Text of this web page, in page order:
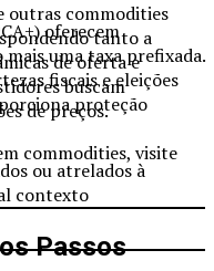
outras commodities
tanto a
de oferta e
buscam
de preços.
commodities, visite
Passos
oferecem
uma taxa prefixada.
fiscais e eleições
proteção
ou atrelados à
contexto